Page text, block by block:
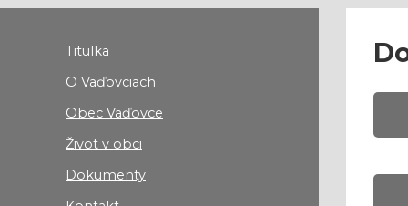
Titulka
O Vaďovciach
Obec Vaďovce
Život v obci
Dokumenty